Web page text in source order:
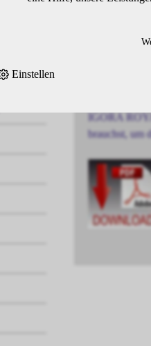
IGORA
IGORA
brauchst, um
Einstellen